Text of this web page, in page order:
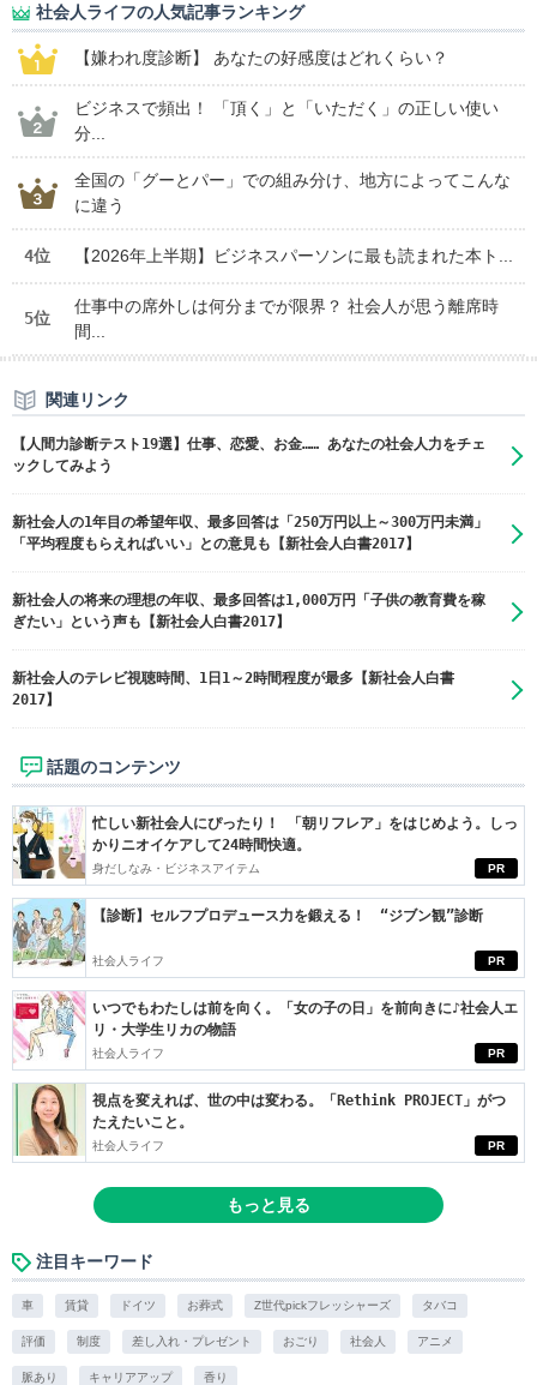
社会人ライフの人気記事ランキング
【嫌われ度診断】 あなたの好感度はどれくらい？
ビジネスで頻出！ 「頂く」と「いただく」の正しい使い
分...
全国の「グーとパー」での組み分け、地方によってこんな
に違う
4位 【2026年上半期】ビジネスパーソンに最も読まれた本ト...
5位
仕事中の席外しは何分までが限界？ 社会人が思う離席時
間...
関連リンク
【人間力診断テスト19選】仕事、恋愛、お金…… あなたの社会人力をチェ
ックしてみよう
新社会人の1年目の希望年収、最多回答は「250万円以上～300万円未満」
「平均程度もらえればいい」との意見も【新社会人白書2017】
新社会人の将来の理想の年収、最多回答は1,000万円「子供の教育費を稼
ぎたい」という声も【新社会人白書2017】
新社会人のテレビ視聴時間、1日1～2時間程度が最多【新社会人白書
2017】
話題のコンテンツ
PR
忙しい新社会人にぴったり！ 「朝リフレア」をはじめよう。しっ
かりニオイケアして24時間快適。
身だしなみ・ビジネスアイテム
PR
【診断】セルフプロデュース力を鍛える！ “ジブン観”診断
社会人ライフ
PR
いつでもわたしは前を向く。「女の子の日」を前向きに♪社会人エ
リ・大学生リカの物語
社会人ライフ
PR
視点を変えれば、世の中は変わる。「Rethink PROJECT」がつ
たえたいこと。
社会人ライフ
もっと見る
注目キーワード
車 賃貸 ドイツ お葬式 Z世代pickフレッシャーズ タバコ
評価 制度 差し入れ・プレゼント おごり 社会人 アニメ
脈あり キャリアアップ 香り